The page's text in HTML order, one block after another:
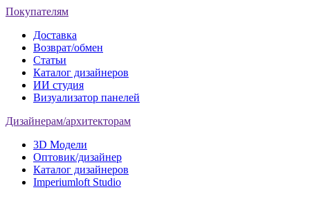
Покупателям
Доставка
Возврат/обмен
Статьи
Каталог дизайнеров
ИИ студия
Визуализатор панелей
Дизайнерам/архитекторам
3D Модели
Оптовик/дизайнер
Каталог дизайнеров
Imperiumloft Studio